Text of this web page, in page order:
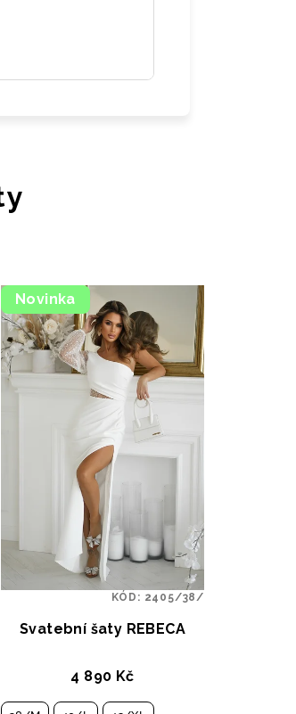
Novinka
Svatební šaty REBECA
4 890 Kč
KÓD: 2405/38/